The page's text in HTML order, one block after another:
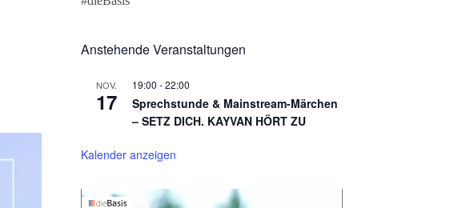
Anstehende Veranstaltungen
NOV.
17
19:00 -22:00
Sprechstunde & Mainstream-Märchen
– SETZ DICH. KAYVAN HÖRT ZU
Kalender anzeigen